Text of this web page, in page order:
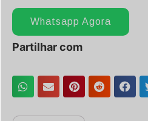
Whatsapp Agora
Partilhar com